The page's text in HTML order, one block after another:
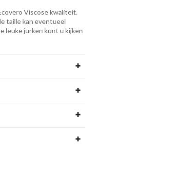
Viscose kwaliteit.
taille kan eventueel
leuke jurken kunt u kijken